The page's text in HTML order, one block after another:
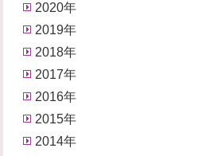
2020年
2019年
2018年
2017年
2016年
2015年
2014年